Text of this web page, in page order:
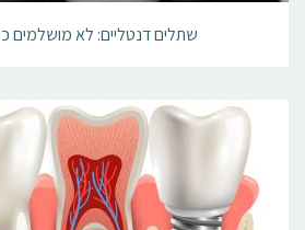
שתלים דנטליים: לא מושלמים